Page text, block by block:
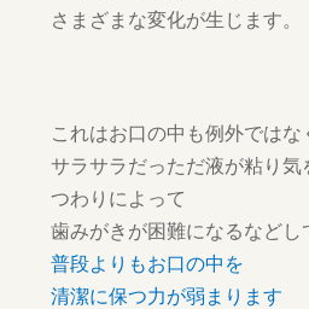
さまざまな変化が生じます。
これはお口の中も例外ではな
サラサラだっただ液が粘り気
つわりによって
歯みがきが困難になるなどし
普段よりもお口の中を
清潔に保つ力が弱まります